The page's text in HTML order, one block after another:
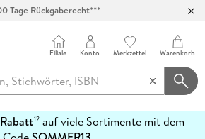
Tage Rückgaberecht***
Filiale Konto Merkzettel Warenkorb
12auf viele Sortimente mit dem